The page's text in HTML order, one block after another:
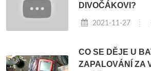
DIVOČÁKOVI?
2021-11-27
CO SE DĚJE U
ZAPALOVÁNÍ ZA